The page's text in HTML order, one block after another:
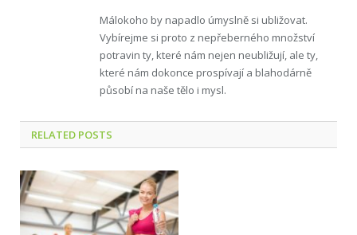
Málokoho by napadlo úmyslně si ubližovat.
Vybírejme si proto z nepřeberného množství
potravin ty, které nám nejen neubližují, ale ty,
které nám dokonce prospívají a blahodárně
působí na naše tělo i mysl.
RELATED POSTS